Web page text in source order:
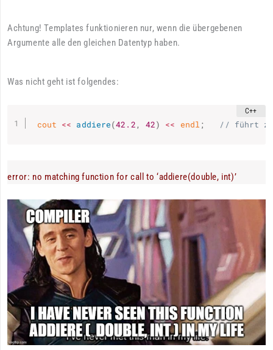
Achtung! Templates funktionieren nur, wenn die übergebenen
Argumente alle den gleichen Datentyp haben.
Was nicht geht ist folgendes:
cout << addiere(42.2, 42) << endl ; // führt zu
error: no matching function for call to ‘addiere(double, int)’